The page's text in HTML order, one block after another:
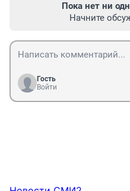
Пока нет ни
Начните
Гость
Войти